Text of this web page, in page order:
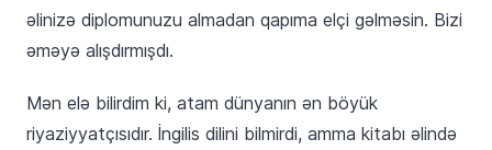
əlinizə diplomunuzu almadan qapıma elçi gəlməsin. Bizi
əməyə alışdırmışdı.
Mən elə bilirdim ki, atam dünyanın ən böyük
riyaziyyatçısıdır. İngilis dilini bilmirdi, amma kitabı əlində